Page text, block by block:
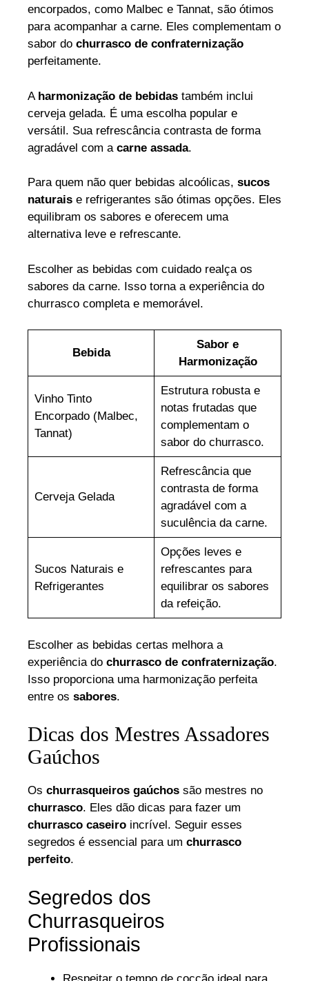
encorpados, como Malbec e Tannat, são ótimos
para acompanhar a carne. Eles complementam o
sabor do churrasco de confraternização
perfeitamente.
A harmonização de bebidas também inclui
cerveja gelada. É uma escolha popular e
versátil. Sua refrescância contrasta de forma
agradável com a carne assada.
Para quem não quer bebidas alcoólicas, sucos
naturais e refrigerantes são ótimas opções. Eles
equilibram os sabores e oferecem uma
alternativa leve e refrescante.
Escolher as bebidas com cuidado realça os
sabores da carne. Isso torna a experiência do
churrasco completa e memorável.
Bebida
Sabor e
Harmonização
Vinho Tinto
Encorpado (Malbec,
Tannat)
Estrutura robusta e
notas frutadas que
complementam o
sabor do churrasco.
Cerveja Gelada
Refrescância que
contrasta de forma
agradável com a
suculência da carne.
Sucos Naturais e
Refrigerantes
Opções leves e
refrescantes para
equilibrar os sabores
da refeição.
Escolher as bebidas certas melhora a
experiência do churrasco de confraternização.
Isso proporciona uma harmonização perfeita
entre os sabores.
Dicas dos Mestres Assadores
Gaúchos
Os churrasqueiros gaúchos são mestres no
churrasco. Eles dão dicas para fazer um
churrasco caseiro incrível. Seguir esses
segredos é essencial para um churrasco
perfeito.
Segredos dos
Churrasqueiros
Profissionais
Respeitar o tempo de cocção ideal para